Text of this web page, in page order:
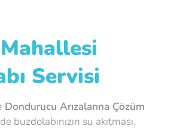
Servisi
Dondurucu Arızalarına Çözüm
buzdolabınızın su akıtması,